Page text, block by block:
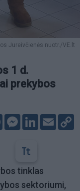
Jureivčienės nuotr./VE.lt
1 d.
prekybos
FacebookMessenger
LinkedIn
Email
tinklas
sektoriumi,